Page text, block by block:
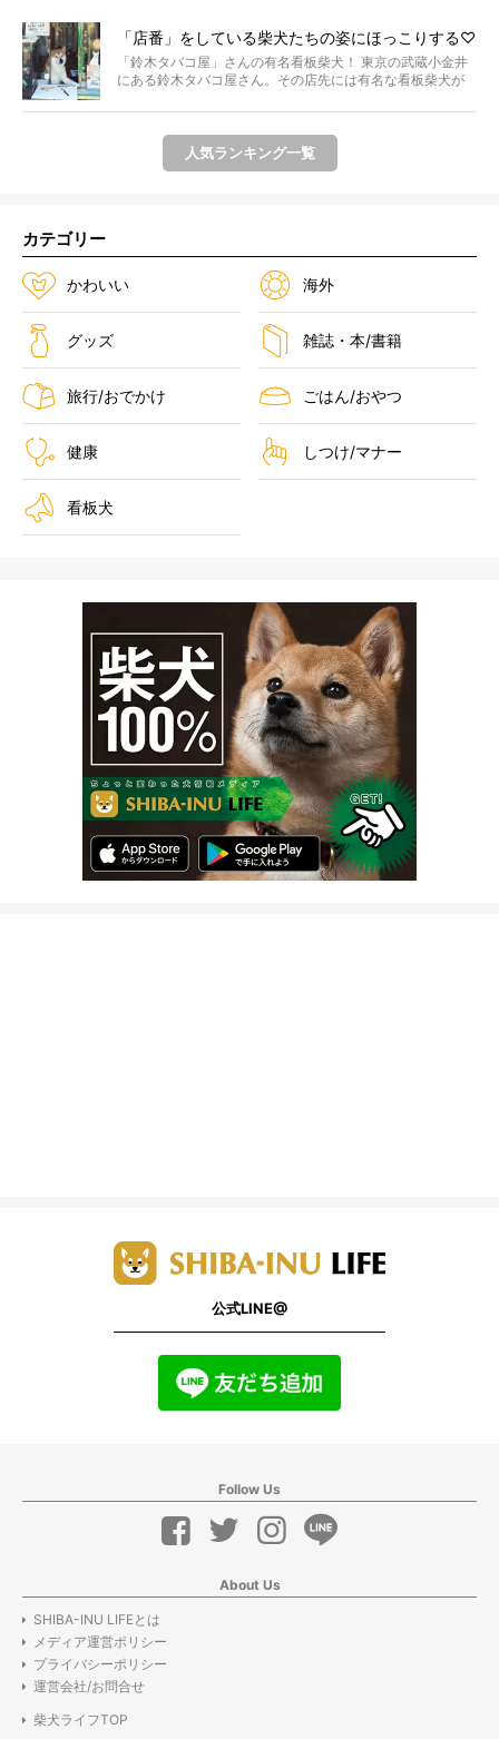
「店番」をしている柴犬たちの姿にほっこりする♡
「鈴木タバコ屋」さんの有名看板柴犬！ 東京の武蔵小金井
にある鈴木タバコ屋さん。その店先には有名な看板柴犬が
人気ランキング一覧
カテゴリー
かわいい 海外
グッズ 雑誌・本/書籍
旅行/おでかけ ごはん/おやつ
健康 しつけ/マナー
看板犬
公式LINE@
Follow Us
About Us
SHIBA-INU LIFEとは
メディア運営ポリシー
プライバシーポリシー
運営会社/お問合せ
柴犬ライフTOP